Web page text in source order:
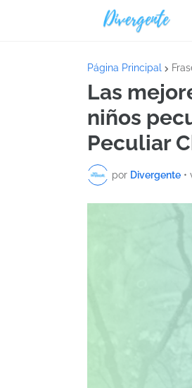
Página Principal
Las
niños
Peculiar
por Divergente •